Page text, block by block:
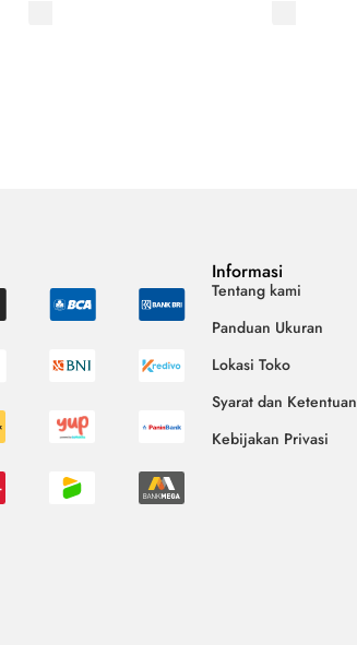
Informasi
Tentang kami
Panduan Ukuran
Lokasi Toko
Syarat dan Ketentuan
Kebijakan Privasi